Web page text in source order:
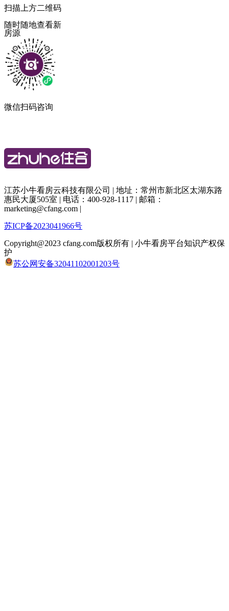
扫描上方二维码
随时随地查看新
房源
微信扫码咨询
江苏小牛看房云科技有限公司 | 地址：常州市新北区太湖东路
惠民大厦505室 | 电话：400-928-1117 | 邮箱：
marketing@cfang.com |
苏ICP备2023041966号
Copyright@2023 cfang.com版权所有 | 小牛看房平台知识产权保
护
苏公网安备32041102001203号